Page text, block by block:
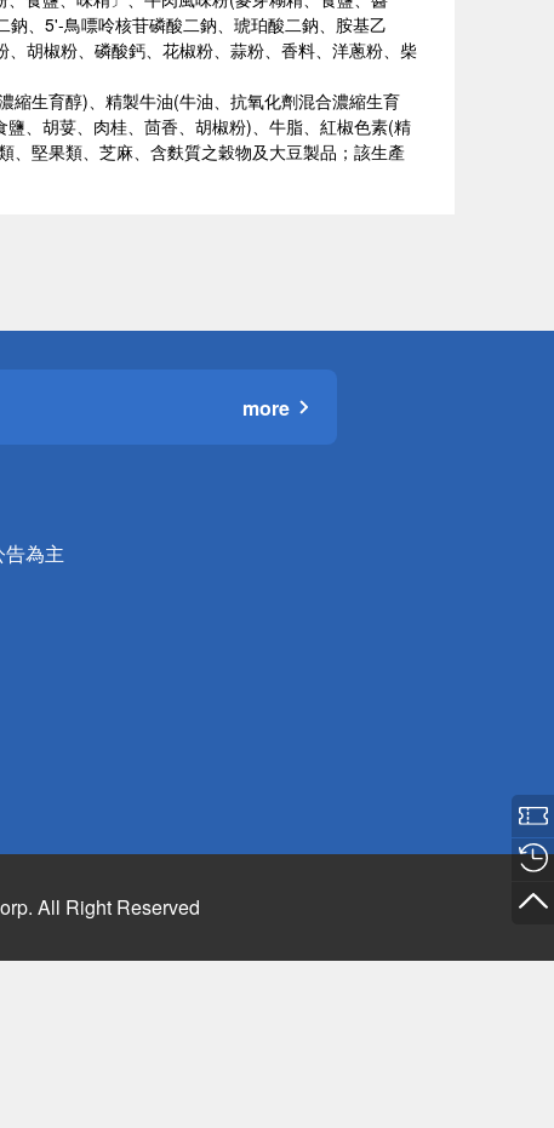
、5'-鳥嘌呤核苷磷酸二鈉、琥珀酸二鈉、胺基乙
胡椒粉、磷酸鈣、花椒粉、蒜粉、香料、洋蔥粉、柴
縮生育醇)、精製牛油(牛油、抗氧化劑混合濃縮生育
、胡荽、肉桂、茴香、胡椒粉)、牛脂、紅椒色素(精
、堅果類、芝麻、含麩質之穀物及大豆製品；該生產
more
為主
All Right Reserved